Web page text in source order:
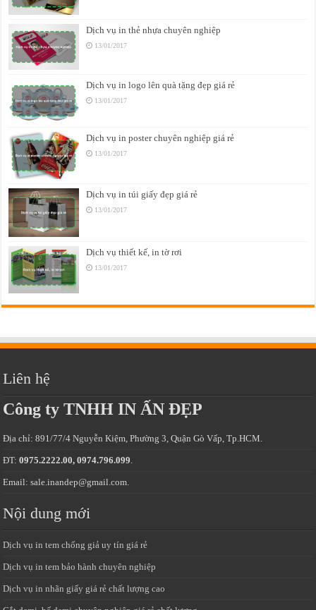
Dịch vụ in thẻ nhựa chuyên nghiệp
13/01/2017
Dịch vụ in logo lên quà tặng đẹp giá rẻ
13/01/2017
Dịch vụ in poster chuyên nghiệp giá rẻ
13/01/2017
Dịch vụ in túi giấy đẹp giá rẻ
13/01/2017
Dịch vụ thiết kế, in tờ rơi
13/01/2017
Liên hệ
Công ty TNHH IN ẤN ĐẸP
Địa chỉ: 891/77/4 Nguyễn Kiệm, Phường 3, Quận Gò Vấp, Tp.HCM.
ĐT:0975.2222.00, 0974.796.099.
Email: sale.inandep@gmail.com.
Nội dung mới
Dịch vụ in tem chống giả uy tín giá rẻ
Dịch vụ in tem bảo hành chuyên nghiệp
Dịch vụ in nhãn giấy giá rẻ chất lượng cao